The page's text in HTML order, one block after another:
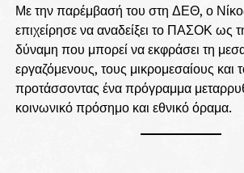
Με την παρέμβασή του στη ΔΕΘ, ο
επιχείρησε να αναδείξει το ΠΑΣΟΚ ως
δύναμη που μπορεί να εκφράσει τη
εργαζόμενους, τους μικρομεσαίους και
προτάσσοντας ένα πρόγραμμα
κοινωνικό πρόσημο και εθνικό όραμα.